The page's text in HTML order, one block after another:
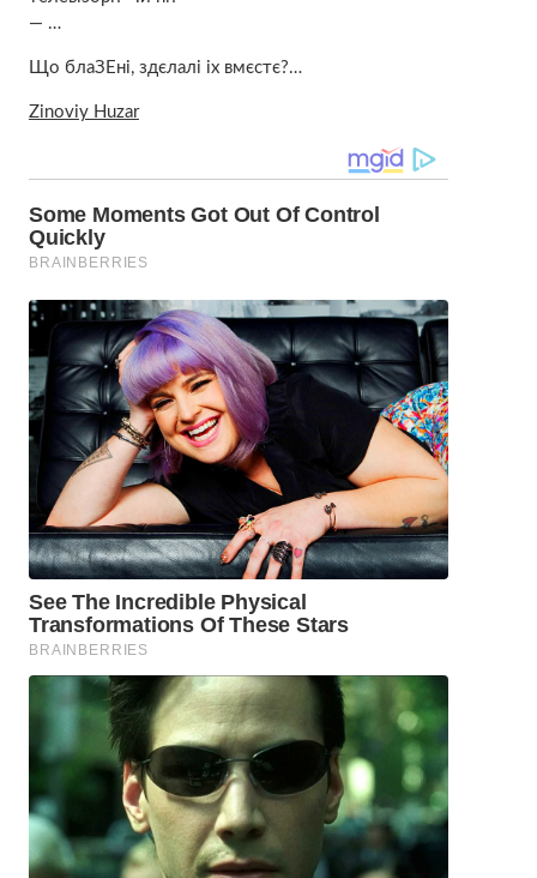
— …
Що блаЗЕні, здєлалі іх вмєстє?…
Zinoviy Huzar